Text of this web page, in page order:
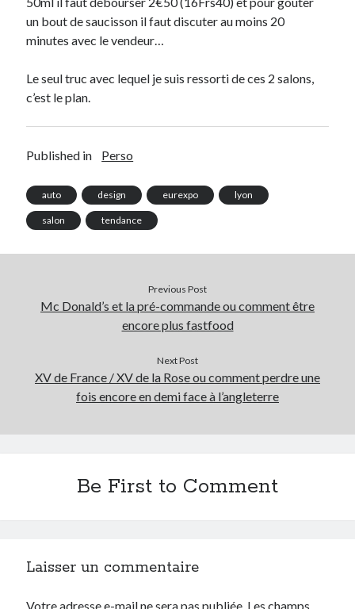
eCommerce
Fail
Humour
Internet
lyon
musique
Non classé
Perso
Sport
Archives
janvier 2018
avril 2016
un bout de saucisson il faut discuter au moins 20
minutes avec le vendeur…
Le seul truc avec lequel je suis ressorti de ces 2 salons,
c’est le plan.
Published in Perso
auto design eurexpo lyon
salon tendance
Previous Post
Mc Donald’s et la pré-commande ou comment être
encore plus fastfood
Next Post
XV de France / XV de la Rose ou comment perdre une
fois encore en demi face à l’angleterre
Be First to Comment
Laisser un commentaire
Votre adresse e-mail ne sera pas publiée. Les champs